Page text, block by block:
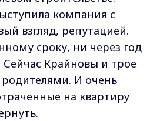
компания с
взгляд, репутацией.
сроку, ни через год
Крайновы и трое
родителями. И очень
на квартиру